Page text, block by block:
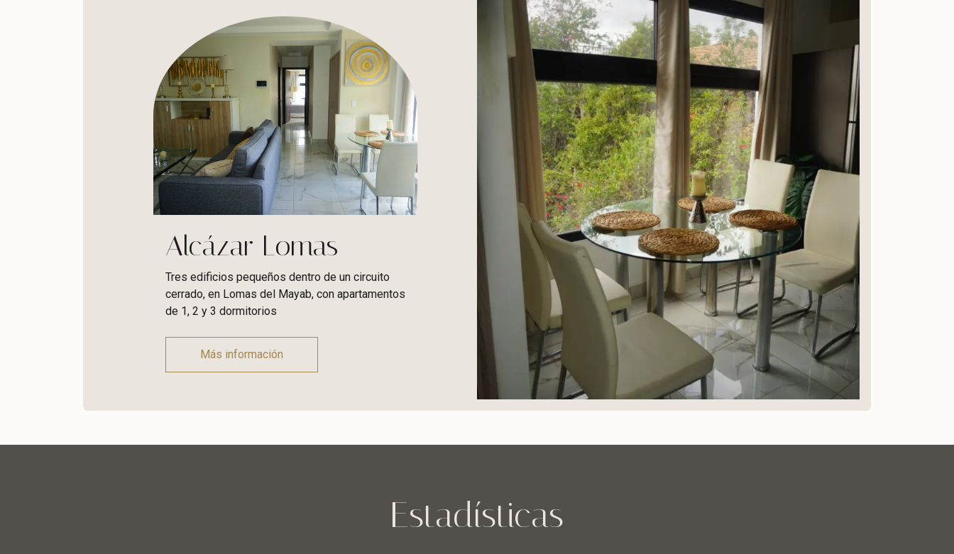
Alcázar Lomas
Tres edificios pequeños dentro de un circuito
cerrado, en Lomas del Mayab, con apartamentos
de 1, 2 y 3 dormitorios
Más información
Estadísticas